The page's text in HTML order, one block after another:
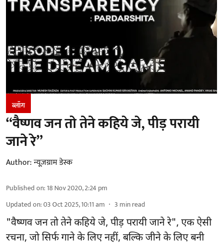
ब्लॉग
“वैष्णव जन तो तेने कहिये जे, पीड़ परायी
जाने रे”
Author:न्यूज़ग्राम डेस्क
Published on:18 Nov 2020, 2:24 pm
Updated on:03 Oct 2025, 10:11 am 3 min read
"वैष्णव जन तो तेने कहिये जे, पीड़ परायी जाने रे", एक ऐसी
रचना, जो सिर्फ गाने के लिए नहीं, बल्कि जीने के लिए बनी